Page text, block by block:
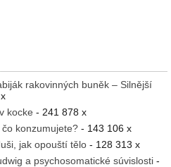
rakovinných buněk – Silnější
kocke - 241 878 x
konzumujete? - 143 106 x
jak opouští tělo - 128 313 x
a psychosomatické súvislosti -